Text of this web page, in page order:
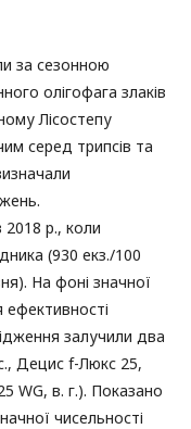
за сезонною
олігофага злаків
Лісостепу
серед трипсів та
р., коли
(930 екз./100
На фоні значної
ефективності
залучили два
Децис f-Люкс 25,
WG, в. г.). Показано
чисельності